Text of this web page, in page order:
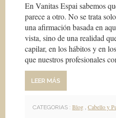
En Vanitas Espai sabemos
parece a otro. No se trata
una afirmación basada en
vista, sino de una realidad
capilar, en los hábitos y en
que nuestros profesionales
LEER MÁS
CATEGORIAS : Blog ,Cabello y